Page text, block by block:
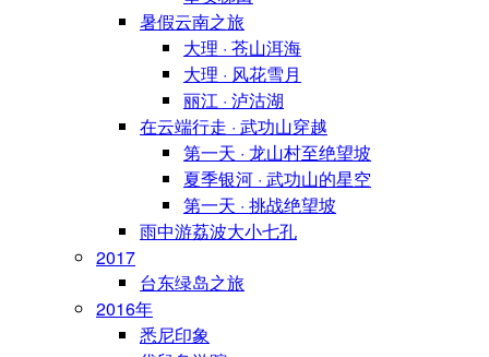
暑假云南之旅
大理 · 苍山洱海
大理 · 风花雪月
丽江 · 泸沽湖
在云端行走 · 武功山穿越
第一天 · 龙山村至绝望坡
夏季银河 · 武功山的星空
第一天 · 挑战绝望坡
雨中游荔波大小七孔
2017
台东绿岛之旅
2016年
悉尼印象